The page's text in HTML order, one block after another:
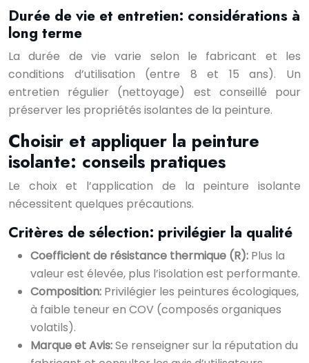
Durée de vie et entretien: considérations à
long terme
La durée de vie varie selon le fabricant et les
conditions d’utilisation (entre 8 et 15 ans). Un
entretien régulier (nettoyage) est conseillé pour
préserver les propriétés isolantes de la peinture.
Choisir et appliquer la peinture
isolante: conseils pratiques
Le choix et l’application de la peinture isolante
nécessitent quelques précautions.
Critères de sélection: privilégier la qualité
Coefficient de résistance thermique (R): Plus la
valeur est élevée, plus l’isolation est performante.
Composition: Privilégier les peintures écologiques,
à faible teneur en COV (composés organiques
volatils).
Marque et Avis:Se renseigner sur la réputation du